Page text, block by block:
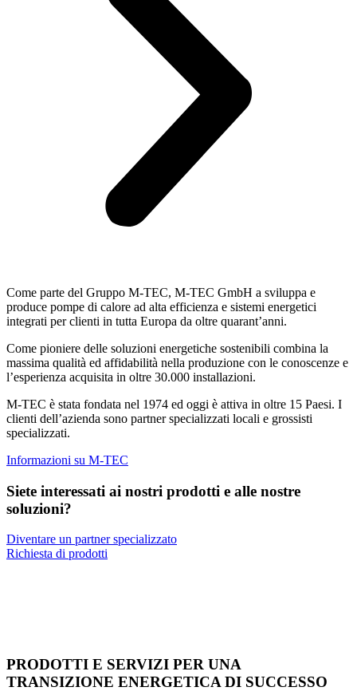
Come parte del Gruppo M-TEC, M-TEC GmbH a sviluppa e
produce pompe di calore ad alta efficienza e sistemi energetici
integrati per clienti in tutta Europa da oltre quarant’anni.
Come pioniere delle soluzioni energetiche sostenibili combina la
massima qualità ed affidabilità nella produzione con le conoscenze e
l’esperienza acquisita in oltre 30.000 installazioni.
M-TEC è stata fondata nel 1974 ed oggi è attiva in oltre 15 Paesi. I
clienti dell’azienda sono partner specializzati locali e grossisti
specializzati.
Informazioni su M-TEC
Siete interessati ai nostri prodotti e alle nostre
soluzioni?
Diventare un partner specializzato
Richiesta di prodotti
PRODOTTI E SERVIZI PER UNA
TRANSIZIONE ENERGETICA DI SUCCESSO